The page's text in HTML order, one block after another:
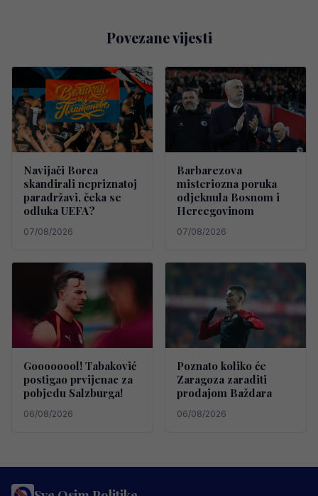
Povezane vijesti
Navijači Borca
skandirali nepriznatoj
paradržavi, čeka se
odluka UEFA?
07/08/2026
Barbarezova
misteriozna poruka
odjeknula Bosnom i
Hercegovinom
07/08/2026
Goooooool! Tabaković
postigao prvijenac za
pobjedu Salzburga!
06/08/2026
Poznato koliko će
Zaragoza zaraditi
prodajom Baždara
06/08/2026